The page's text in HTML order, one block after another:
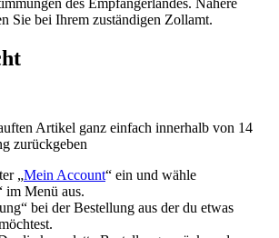
des Empfängerlandes. Nähere
Sie bei Ihrem zuständigen Zollamt.
Artikel ganz einfach innerhalb von 14
zurückgeben
„Mein Account“ ein und wähle
im Menü aus.
bei der Bestellung aus der du etwas